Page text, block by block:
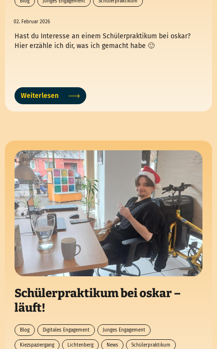
02. Februar 2026
Hast du Interesse an einem Schülerpraktikum bei oskar?
Hier erzähle ich dir, was ich gemacht habe 🙂
Weiterlesen
Schülerpraktikum bei oskar –
läuft!
Blog Digitales Engagement Junges Engagement
Kiezspaziergang Lichtenberg News Schülerpraktikum